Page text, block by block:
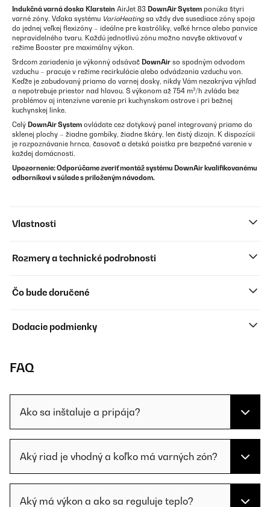
Indukčná varná doska Klarstein AirJet 83 DownAir System ponúka štyri
varné zóny. Vďaka systému VarioHeating sa vždy dve susediace zóny spoja
do jednej veľkej flexizóny – ideálne pre kastróliky, veľké hrnce alebo panvice
nepravidelného tvaru. Každú jednotlivú zónu možno navyše aktivovať v
režime Booster pre maximálny výkon.
Srdcom zariadenia je výkonný odsávač DownAir so spodným odvodom
vzduchu – pracuje v režime recirkulácie alebo odvádzania vzduchu von.
Keďže je zabudovaný priamo do varnej dosky, nikdy Vám nezakrýva výhľad
a nepotrebuje priestor nad hlavou. S výkonom až 754 m³/h zvláda bez
problémov aj intenzívne varenie pri kuchynskom ostrove i pri bežnej
kuchynskej linke.
Celý DownAir System ovládate cez dotykový panel integrovaný priamo do
sklenej plochy – žiadne gombíky, žiadne škáry, len čistý dizajn. K dispozícii
je rozpoznávanie hrnca, časovač a detská poistka pre bezpečné varenie v
každej domácnosti.
Upozornenie: Odporúčame zveriť montáž systému DownAir kvalifikovanému
odborníkovi v súlade s priloženým návodom.
Vlastnosti
Rozmery a technické podrobnosti
Čo bude doručené
Dodacie podmienky
FAQ
Ako sa inštaluje a pripája?
Aký riad je vhodný a koľko má varných zón?
Aký má výkon a ako sa reguluje teplo?